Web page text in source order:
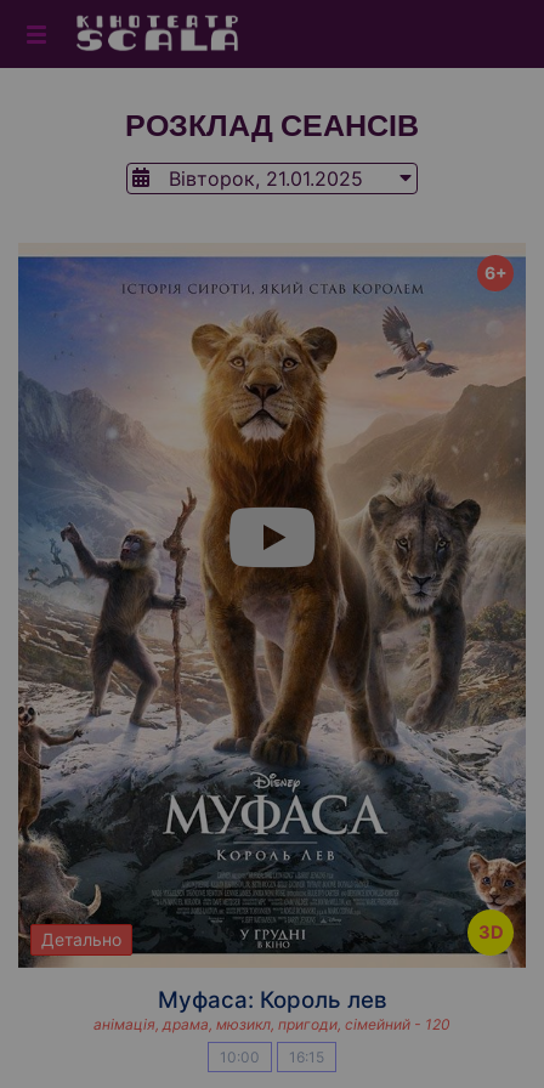
РОЗКЛАД СЕАНСІВ
Вівторок, 21.01.2025
3D
6+
Детально
Муфаса: Король лев
анімація, драма, мюзикл, пригоди, сімейний - 120
10:00
16:15